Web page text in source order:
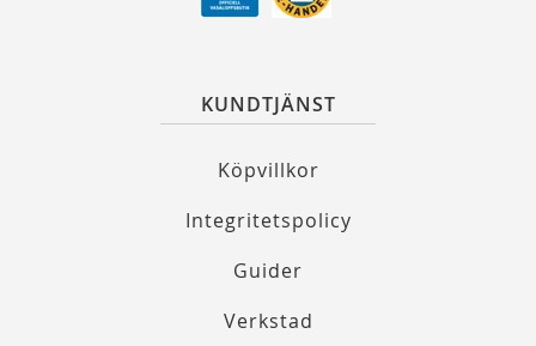
KUNDTJÄNST
Köpvillkor
Integritetspolicy
Guider
Verkstad